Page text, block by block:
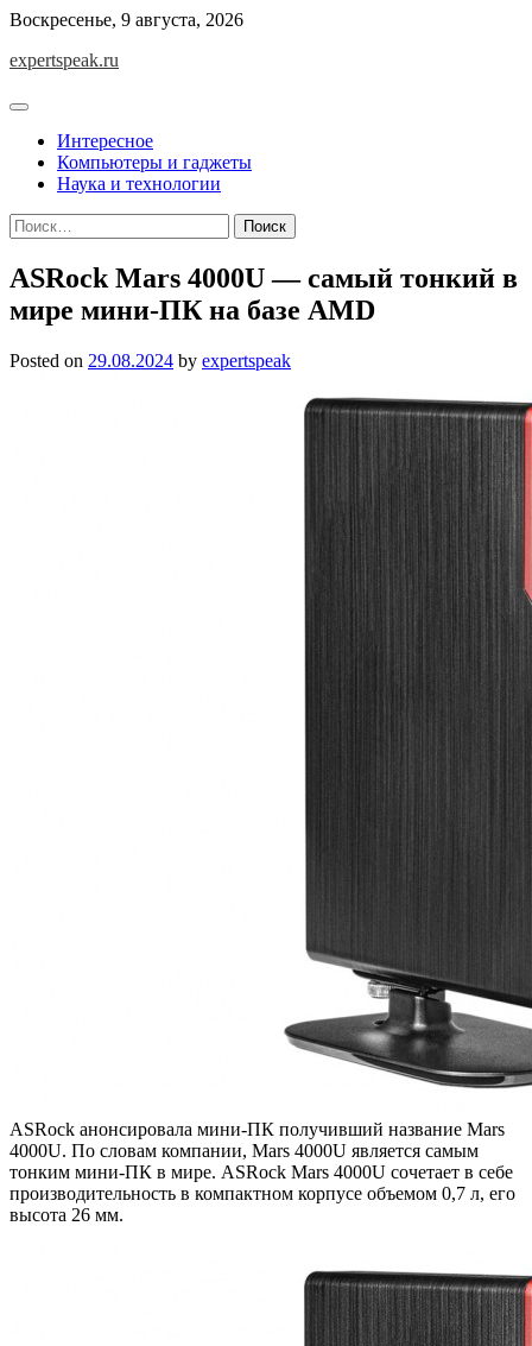
Skip
content
Воскресенье, 9 августа, 2026
expertspeak.ru
Интересное
Компьютеры и гаджеты
Наука и технологии
Найти:
ASRock Mars 4000U — самый тонкий в
мире мини-ПК на базе AMD
Posted on 29.08.2024 by expertspeak
ASRock анонсировала мини-ПК получивший название Mars
4000U. По словам компании, Mars 4000U является самым
тонким мини-ПК в мире. ASRock Mars 4000U сочетает в себе
производительность в компактном корпусе объемом 0,7 л, его
высота 26 мм.